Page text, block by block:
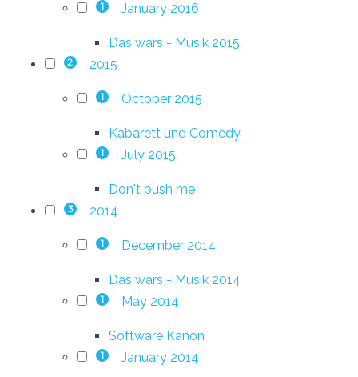
1 January 2016
Das wars - Musik 2015
2 2015
1 October 2015
Kabarett und Comedy
1 July 2015
Don't push me
3 2014
1 December 2014
Das wars - Musik 2014
1 May 2014
Software Kanon
1 January 2014